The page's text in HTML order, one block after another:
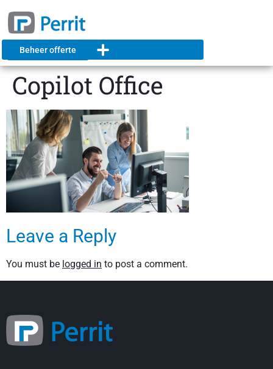
Beheer offerte
Copilot Office
Leave a Reply
You must be logged in to post a comment.